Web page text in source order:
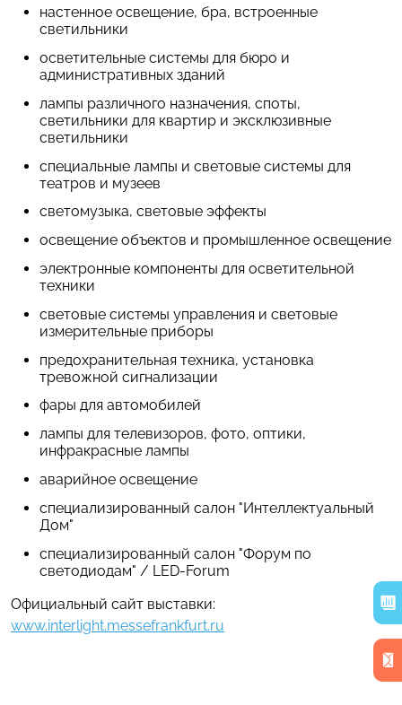
настенное освещение, бра, встроенные
светильники
осветительные системы для бюро и
административных зданий
лампы различного назначения, споты,
светильники для квартир и эксклюзивные
светильники
специальные лампы и световые системы для
театров и музеев
светомузыка, световые эффекты
освещение объектов и промышленное освещение
электронные компоненты для осветительной
техники
световые системы управления и световые
измерительные приборы
предохранительная техника, установка
тревожной сигнализации
фары для автомобилей
лампы для телевизоров, фото, оптики,
инфракрасные лампы
аварийное освещение
специализированный салон "Интеллектуальный
Дом"
специализированный салон "Форум по
светодиодам" / LED-Forum
Официальный сайт выставки:
www.interlight.messefrankfurt.ru